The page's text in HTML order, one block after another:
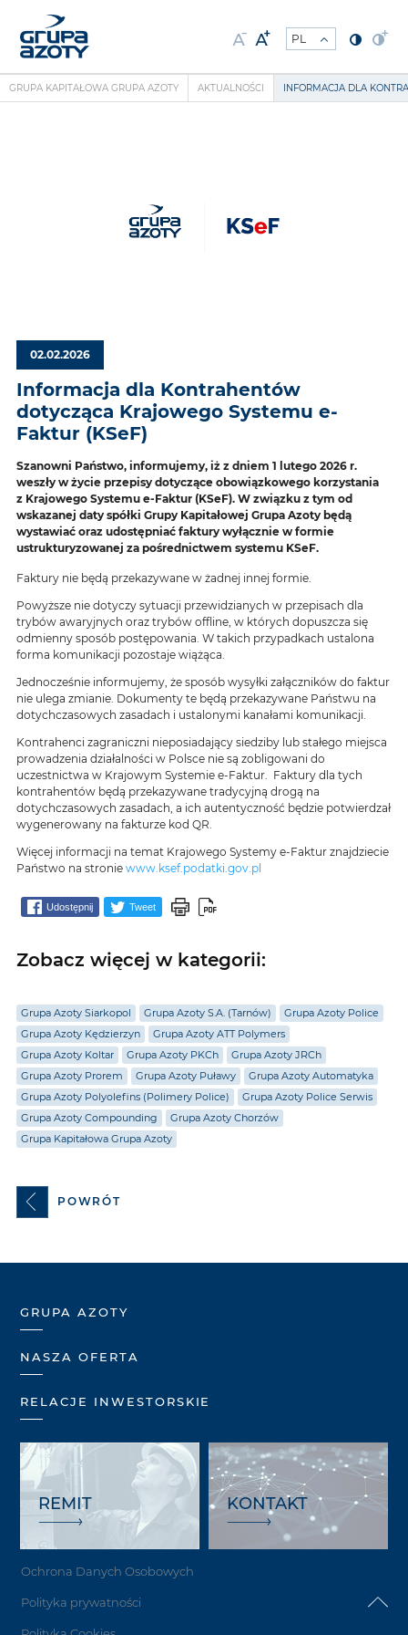
GRUPA KAPITAŁOWA GRUPA AZOTY AKTUALNOŚCI INFORMACJA DLA
02.02.2026
Informacja dla Kontrahentów
dotycząca Krajowego Systemu e-
Faktur (KSeF)
Szanowni Państwo, informujemy, iż z dniem 1 lutego 2026 r.
weszły w życie przepisy dotyczące obowiązkowego korzystania
z Krajowego Systemu e-Faktur (KSeF). W związku z tym od
wskazanej daty spółki Grupy Kapitałowej Grupa Azoty będą
wystawiać oraz udostępniać faktury wyłącznie w formie
ustrukturyzowanej za pośrednictwem systemu KSeF.
Faktury nie będą przekazywane w żadnej innej formie.
Powyższe nie dotyczy sytuacji przewidzianych w przepisach dla
trybów awaryjnych oraz trybów offline, w których dopuszcza się
odmienny sposób postępowania. W takich przypadkach ustalona
forma komunikacji pozostaje wiążąca.
Jednocześnie informujemy, że sposób wysyłki załączników do faktur
nie ulega zmianie. Dokumenty te będą przekazywane Państwu na
dotychczasowych zasadach i ustalonymi kanałami komunikacji.
Kontrahenci zagraniczni nieposiadający siedziby lub stałego miejsca
prowadzenia działalności w Polsce nie są zobligowani do
uczestnictwa w Krajowym Systemie e-Faktur. Faktury dla tych
kontrahentów będą przekazywane tradycyjną drogą na
dotychczasowych zasadach, a ich autentyczność będzie potwierdzał
wygenerowany na fakturze kod QR.
Więcej informacji na temat Krajowego Systemy e-Faktur znajdziecie
Państwo na stronie www.ksef.podatki.gov.pl
Udostępnij Tweet
Zobacz więcej w kategorii:
Grupa Azoty Siarkopol Grupa Azoty S.A. (Tarnów)
Grupa Azoty Police
Grupa Azoty Kędzierzyn
Grupa Azoty ATT Polymers
Grupa Azoty Koltar
Grupa Azoty PKCh
Grupa Azoty JRCh
Grupa Azoty Prorem
Grupa Azoty Puławy
Grupa Azoty Automatyka
Grupa Azoty Polyolefins (Polimery Police)
Grupa Azoty Police Serwis
Grupa Azoty Compounding
Grupa Azoty Chorzów
Grupa Kapitałowa Grupa Azoty
POWRÓT
GRUPA AZOTY
NASZA OFERTA
RELACJE INWESTORSKIE
REMIT KONTAKT
Ochrona Danych Osobowych
Polityka prywatności